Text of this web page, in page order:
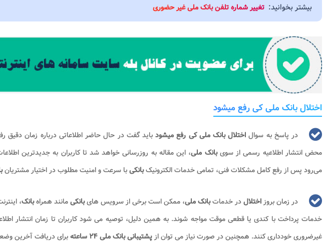
بیشتر بخوانید: تغییر شماره تلفن بانک ملی غیر حضوری
اختلال بانک ملی کی رفع میشود
در پاسخ به سوال اختلال بانک ملی کی رفع میشودباید گفت در حال حاضر اطلاعاتی درباره زمان دقیق
محض انتشار اطلاعیه رسمی از سویبانک ملی، این مقاله به ‌روزرسانی خواهد شد تا کاربران به جدیدترین
می‌رود پس از رفع کامل مشکلات فنی، تمامی خدمات الکترونیکبانکیبا سرعت و امنیت مطلوب در اختیار مشتریان
در زمان بروزاختلالدر خدماتبانک ملی، ممکن است برخی از سرویس‌ هایبانکیمانند همراه ‌بانک،
خدمات پرداخت با کندی یا قطعی موقت مواجه شوند. به همین دلیل، توصیه می ‌شود کاربران تا زمان انتشار
غیرضروری خودداری کنند. همچنین در صورت نیاز می ‌توان ازپشتیبانی بانک ملی ۲۴ ساعته برای دریافت آخرین